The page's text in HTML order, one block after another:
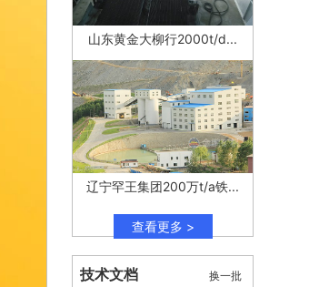
山东黄金大柳行2000t/d...
辽宁罕王集团200万t/a铁...
查看更多 >
技术文档 换一批